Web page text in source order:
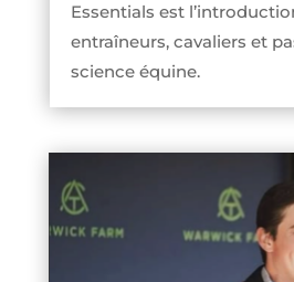
Essentials est
entraîneurs, cavaliers et
science équine.